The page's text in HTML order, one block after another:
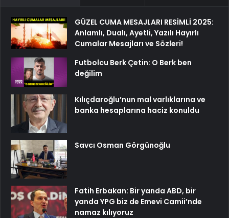
GÜZEL CUMA MESAJLARI RESİMLİ 2025:
Anlamlı, Dualı, Ayetli, Yazılı Hayırlı
Cumalar Mesajları ve Sözleri!
Futbolcu Berk Çetin: O Berk ben
değilim
Kılıçdaroğlu’nun mal varlıklarına ve
banka hesaplarına haciz konuldu
Savcı Osman Görgünoğlu
Fatih Erbakan: Bir yanda ABD, bir
yanda YPG biz de Emevi Camii’nde
namaz kılıyoruz